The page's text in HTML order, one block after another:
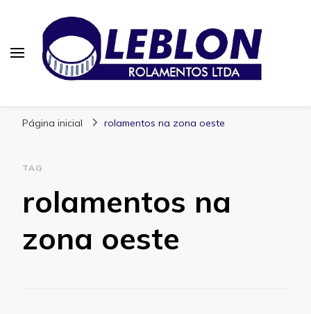
Página inicial rolamentos na zona oeste
TAG
rolamentos na
zona oeste